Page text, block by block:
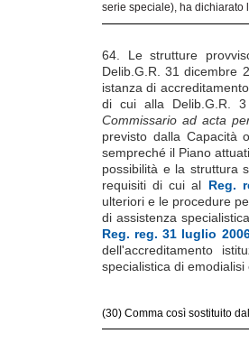
serie speciale), ha dichiarato
64. Le strutture
Delib.G.R. 31 dicembre
istanza di
di cui alla Delib.G.R.
Commissario ad acta
previsto dalla Capacità
sempreché il Piano
possibilità e la struttura
requisiti di cui al Reg.
ulteriori e le procedure
di assistenza
Reg. reg. 31 luglio
dell'accreditamento
specialistica di
(30) Comma così sostituito